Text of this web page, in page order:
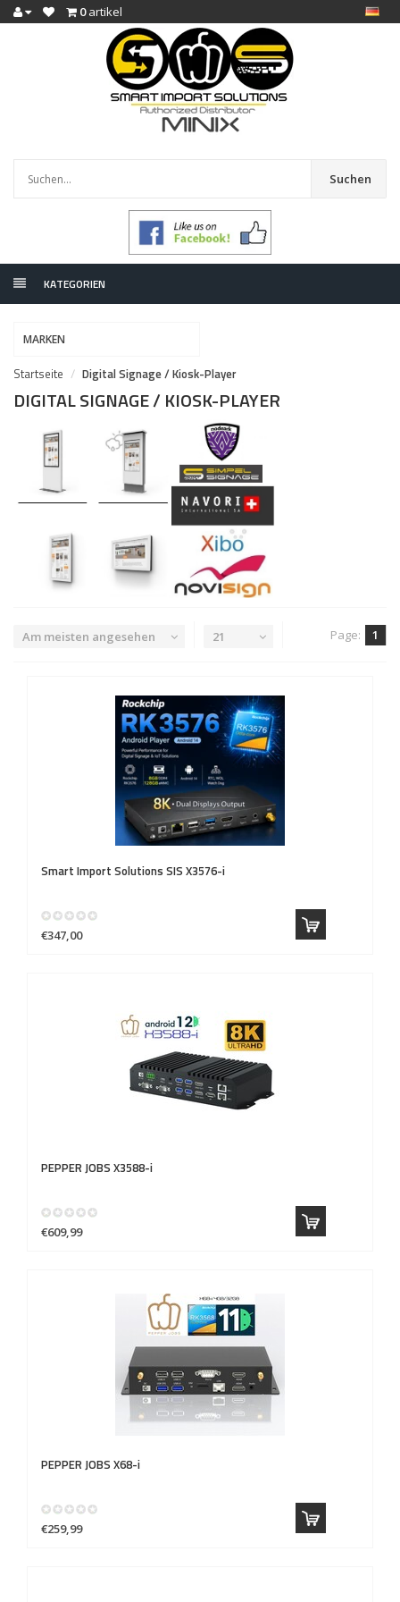
0artikel
Suchen
KATEGORIEN
MARKEN
Startseite Digital Signage / Kiosk-Player
DIGITAL SIGNAGE / KIOSK-PLAYER
Am meisten angesehen 21 Page: 1
Smart Import Solutions SIS X3576-i
€347,00
PEPPER JOBS X3588-i
€609,99
PEPPER JOBS X68-i
€259,99